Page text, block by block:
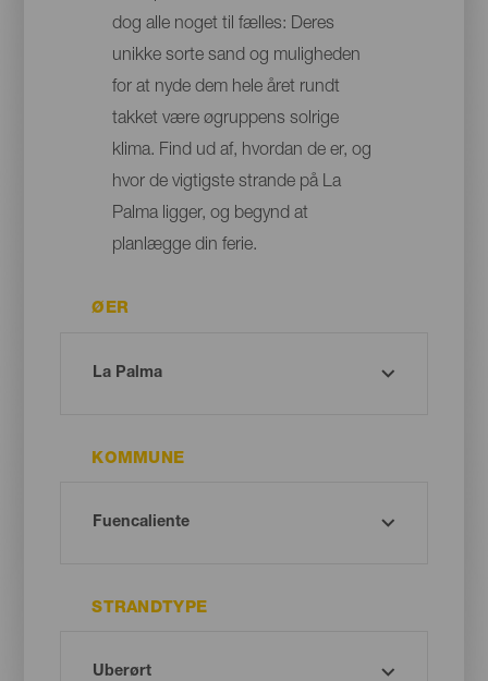
dog alle noget til fælles: Deres
unikke sorte sand og muligheden
for at nyde dem hele året rundt
takket være øgruppens solrige
klima. Find ud af, hvordan de er, og
hvor de vigtigste strande på La
Palma ligger, og begynd at
planlægge din ferie.
ØER
KOMMUNE
STRANDTYPE